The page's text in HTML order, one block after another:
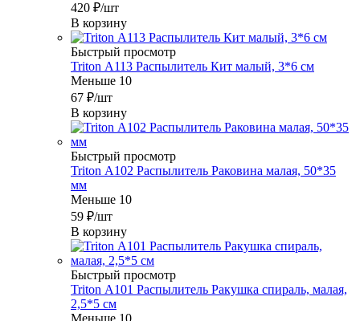
420 ₽/шт
В корзину
Быстрый просмотр
Triton А113 Распылитель Кит малый, 3*6 см
Меньше 10
67 ₽/шт
В корзину
Быстрый просмотр
Triton А102 Распылитель Раковина малая, 50*35
мм
Меньше 10
59 ₽/шт
В корзину
Быстрый просмотр
Triton А101 Распылитель Ракушка спираль, малая,
2,5*5 см